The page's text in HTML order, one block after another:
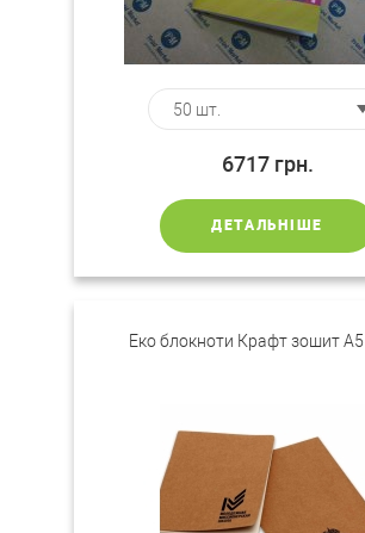
6717 грн.
ДЕТАЛЬНІШЕ
Еко блокноти Крафт зошит А5